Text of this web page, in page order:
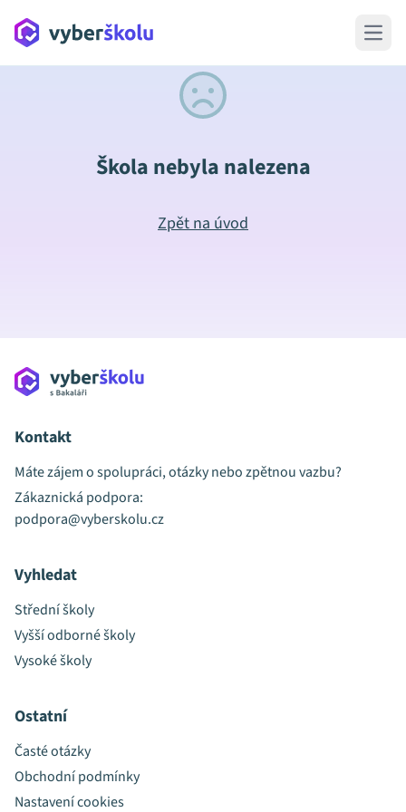
Open
Škola nebyla nalezena
Zpět na úvod
Kontakt
Máte zájem o spolupráci, otázky nebo zpětnou vazbu?
Zákaznická podpora:
podpora@vyberskolu.cz
Vyhledat
Střední školy
Vyšší odborné školy
Vysoké školy
Ostatní
Časté otázky
Obchodní podmínky
Nastavení cookies